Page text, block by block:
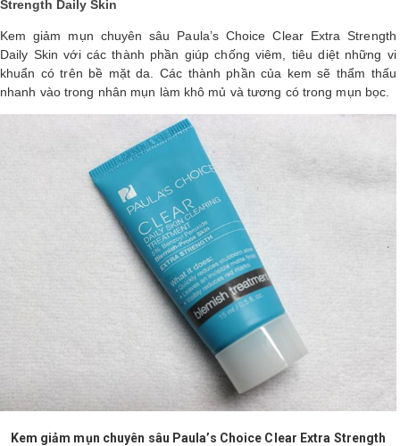
Strength Daily Skin
Kem giảm mụn chuyên sâu Paula’s Choice Clear Extra Strength
Daily Skin với các thành phần giúp chống viêm, tiêu diệt những vi
khuẩn có trên bề mặt da. Các thành phần của kem sẽ thẩm thấu
nhanh vào trong nhân mụn làm khô mủ và tương có trong mụn bọc.
Kem giảm mụn chuyên sâu Paula’s Choice Clear Extra Strength